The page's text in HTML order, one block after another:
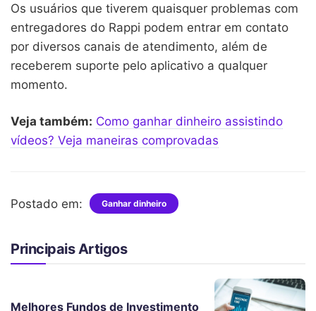
Os usuários que tiverem quaisquer problemas com
entregadores do Rappi podem entrar em contato
por diversos canais de atendimento, além de
receberem suporte pelo aplicativo a qualquer
momento.
Veja também: Como ganhar dinheiro assistindo
vídeos? Veja maneiras comprovadas
Postado em: Ganhar dinheiro
Principais Artigos
Melhores Fundos de Investimento